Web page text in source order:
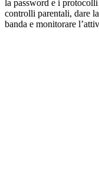
la password e i
controlli parentali, dare
banda e monitorare